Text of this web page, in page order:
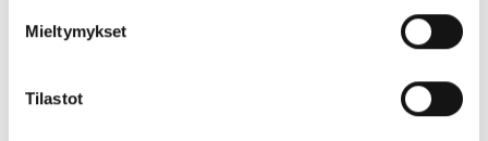
Mieltymykset
Tilastot
22. kerran. Tutkimuksessa oli mukana tänä vuonna 541
brändiä. Tutkimus selvitti, miten suomalaiset arvostavat eri
brändejä ja yrityksiä. Arvostuksen lisäksi selvitettiin myös
hintamielikuvia ja hinta-laatusuhdetta sekä suosittelua